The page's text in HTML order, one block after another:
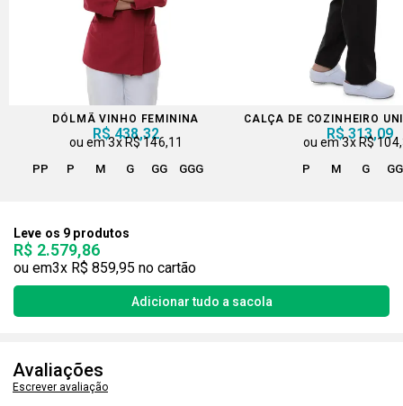
DÓLMÃ VINHO FEMININA
R$ 438,32
3xR$ 146,11
PP P M G GG GGG
CALÇA DE COZINHEIRO
R$ 313,09
3x R$
P M G GG
Leve os 9 produtos
R$ 2.579,86
3x R$ 859,95
Avaliações
Escrever avaliação